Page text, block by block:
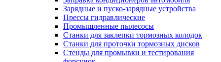
Зарядные и пуско-зарядные устройства
Прессы гидравлические
Промышленные пылесосы
Станки для заклепки тормозных колодок
Станки для проточки тормозных дисков
Стенды для промывки и тестирования